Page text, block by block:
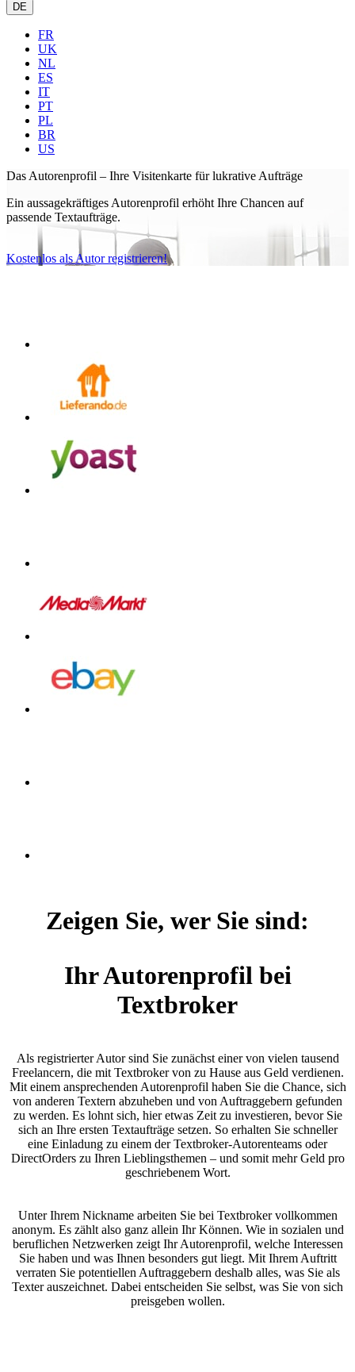
DE
FR
UK
NL
ES
IT
PT
PL
BR
US
Das Autorenprofil – Ihre Visitenkarte für lukrative Aufträge
Ein aussagekräftiges Autorenprofil erhöht Ihre Chancen auf
passende Textaufträge.
Kostenlos als Autor registrieren!
Zeigen Sie, wer Sie sind:
Ihr Autorenprofil bei
Textbroker
Als registrierter Autor sind Sie zunächst einer von vielen tausend
Freelancern, die mit Textbroker von zu Hause aus Geld verdienen.
Mit einem ansprechenden Autorenprofil haben Sie die Chance, sich
von anderen Textern abzuheben und von Auftraggebern gefunden
zu werden. Es lohnt sich, hier etwas Zeit zu investieren, bevor Sie
sich an Ihre ersten Textaufträge setzen. So erhalten Sie schneller
eine Einladung zu einem der Textbroker-Autorenteams oder
DirectOrders zu Ihren Lieblingsthemen – und somit mehr Geld pro
geschriebenem Wort.
Unter Ihrem Nickname arbeiten Sie bei Textbroker vollkommen
anonym. Es zählt also ganz allein Ihr Können. Wie in sozialen und
beruflichen Netzwerken zeigt Ihr Autorenprofil, welche Interessen
Sie haben und was Ihnen besonders gut liegt. Mit Ihrem Auftritt
verraten Sie potentiellen Auftraggebern deshalb alles, was Sie als
Texter auszeichnet. Dabei entscheiden Sie selbst, was Sie von sich
preisgeben wollen.